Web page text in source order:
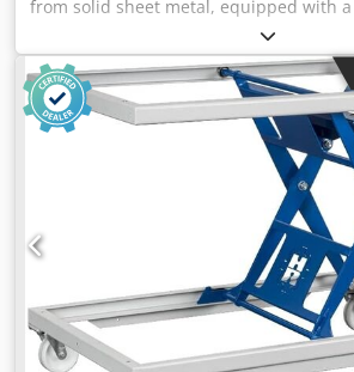
from solid sheet metal, equipped with
workbench (removable via screws)
friendly operation thanks to pneumatic
via foot pedal Precisely adjustable
easily set with an Allen key Infinitely
adjustment along with 3 fixed working
maneuverability with 4 swivel castors
brakes Regional quality manufacturing
Njck Confidence in our product – 5-year
capacity: 300 kg Height: 400 - 1010 mm
1485 mm Worktop dimensions: 1700 x
610 mm Weight: 140 kg Front vise: 520 x
(size/clamping range) Side vise: 460 x
(size/clamping range) Availability: Short
Flörsheim